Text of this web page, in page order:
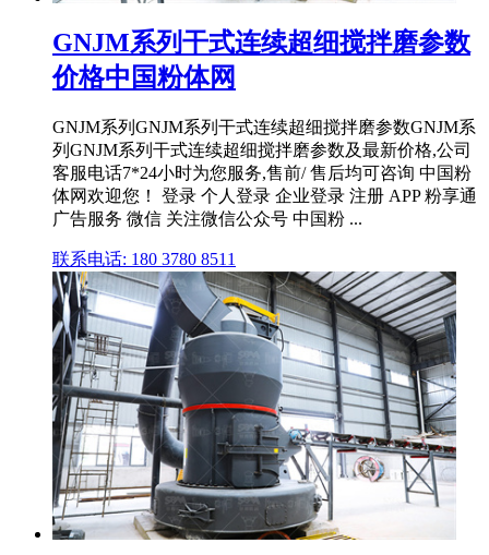
GNJM系列干式连续超细搅拌磨参数
价格中国粉体网
GNJM系列GNJM系列干式连续超细搅拌磨参数GNJM系
列GNJM系列干式连续超细搅拌磨参数及最新价格,公司
客服电话7*24小时为您服务,售前/ 售后均可咨询 中国粉
体网欢迎您！ 登录 个人登录 企业登录 注册 APP 粉享通
广告服务 微信 关注微信公众号 中国粉 ...
联系电话: 180 3780 8511